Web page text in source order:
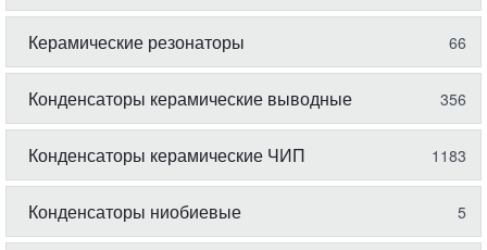
Керамические резонаторы 66
Конденсаторы керамические выводные 356
Конденсаторы керамические ЧИП 1183
Конденсаторы ниобиевые 5